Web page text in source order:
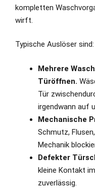
kompletten
wirft.
Typische Auslöser sind:
Mehrere
Türöffnen.
Tür
irgendwann auf
Mechanische
Schmutz,
Mechanik
Defekter
kleine Kontakt
zuverlässig.